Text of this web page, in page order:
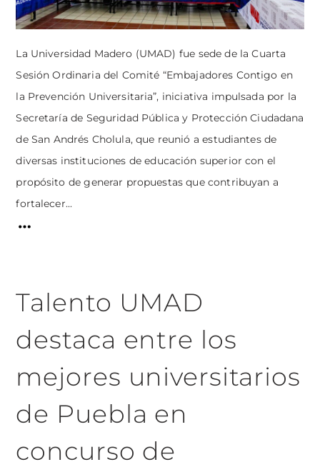
La Universidad Madero (UMAD) fue sede de la Cuarta
Sesión Ordinaria del Comité “Embajadores Contigo en
la Prevención Universitaria”, iniciativa impulsada por la
Secretaría de Seguridad Pública y Protección Ciudadana
de San Andrés Cholula, que reunió a estudiantes de
diversas instituciones de educación superior con el
propósito de generar propuestas que contribuyan a
fortalecer...
Talento UMAD
destaca entre los
mejores universitarios
de Puebla en
concurso de